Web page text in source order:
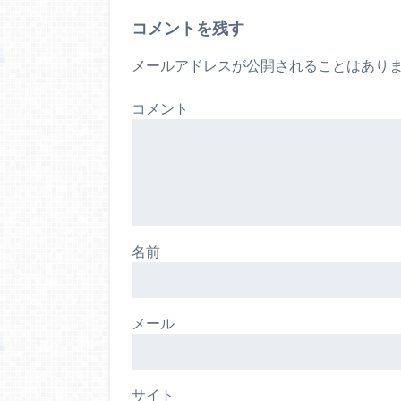
コメントを残す
メールアドレスが公開されることはあり
コメント
名前
メール
サイト